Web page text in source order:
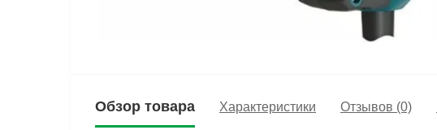
Обзор товара Характеристики Отзывов (0)